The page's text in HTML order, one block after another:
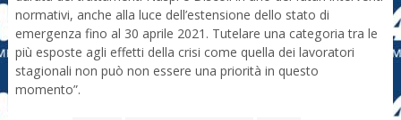
normativi, anche alla luce dell’estensione dello stato di
emergenza fino al 30 aprile 2021. Tutelare una categoria tra le
più esposte agli effetti della crisi come quella dei lavoratori
stagionali non può non essere una priorità in questo
momento”.